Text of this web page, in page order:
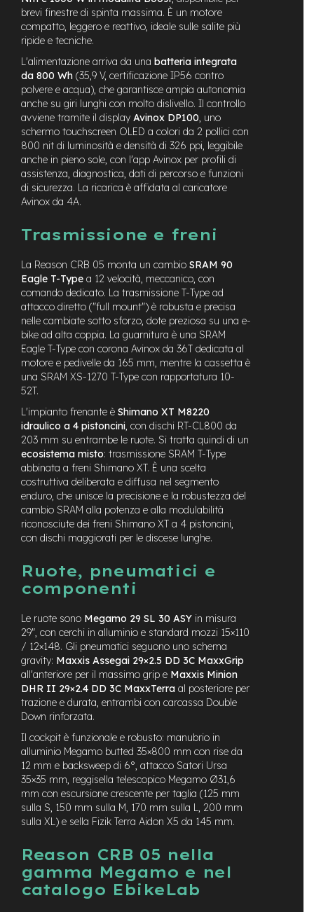
o
t
o
e
a
m
o
z
z
o
M
o
t
o
r
e
c
e
n
t
r
a
l
M
o
r
e
a
m
o
z
z
o
brevi finestre di spinta massima. È un motore
compatto, leggero e reattivo, ideale sulle salite più
ripide e tecniche.
L'alimentazione arriva da una batteria integrata
da 800 Wh (35,9 V, certificazione IP56 contro
polvere e acqua), che garantisce ampia autonomia
anche su giri lunghi con molto dislivello. Il controllo
avviene tramite il display Avinox DP100, uno
schermo touchscreen OLED a colori da 2 pollici con
800 nit di luminosità e densità di 326 ppi, leggibile
anche in pieno sole, con l'app Avinox per profili di
assistenza, diagnostica, dati di percorso e funzioni
di sicurezza. La ricarica è affidata al caricatore
Avinox da 4A.
Trasmissione e freni
La Reason CRB 05 monta un cambio SRAM 90
Eagle T-Type a 12 velocità, meccanico, con
comando dedicato. La trasmissione T-Type ad
attacco diretto ("full mount") è robusta e precisa
nelle cambiate sotto sforzo, dote preziosa su una e-
bike ad alta coppia. La guarnitura è una SRAM
Eagle T-Type con corona Avinox da 36T dedicata al
motore e pedivelle da 165 mm, mentre la cassetta è
una SRAM XS-1270 T-Type con rapportatura 10-
52T.
L'impianto frenante è Shimano XT M8220
idraulico a 4 pistoncini, con dischi RT-CL800 da
203 mm su entrambe le ruote. Si tratta quindi di un
ecosistema misto: trasmissione SRAM T-Type
abbinata a freni Shimano XT. È una scelta
costruttiva deliberata e diffusa nel segmento
enduro, che unisce la precisione e la robustezza del
cambio SRAM alla potenza e alla modulabilità
riconosciute dei freni Shimano XT a 4 pistoncini,
con dischi maggiorati per le discese lunghe.
Ruote, pneumatici e
componenti
Le ruote sono Megamo 29 SL 30 ASY in misura
29″, con cerchi in alluminio e standard mozzi 15×110
/ 12×148. Gli pneumatici seguono uno schema
gravity: Maxxis Assegai 29×2.5 DD 3C MaxxGrip
all'anteriore per il massimo grip e Maxxis Minion
DHR II 29×2.4 DD 3C MaxxTerra al posteriore per
trazione e durata, entrambi con carcassa Double
Down rinforzata.
Il cockpit è funzionale e robusto: manubrio in
alluminio Megamo butted 35×800 mm con rise da
12 mm e backsweep di 6°, attacco Satori Ursa
35×35 mm, reggisella telescopico Megamo Ø31,6
mm con escursione crescente per taglia (125 mm
sulla S, 150 mm sulla M, 170 mm sulla L, 200 mm
sulla XL) e sella Fizik Terra Aidon X5 da 145 mm.
Reason CRB 05 nella
gamma Megamo e nel
catalogo EbikeLab